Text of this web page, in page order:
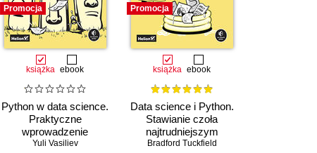
Promocja
książka ebook
Python w data science.
Praktyczne
wprowadzenie
Yuli Vasiliev
Promocja
książka ebook
Data science i Python.
Stawianie czoła
najtrudniejszym
wyzwaniom
Bradford Tuckfield